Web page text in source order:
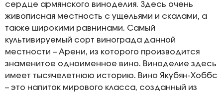
сердце армянского виноделия. Здесь очень
живописная местность с ущельями и скалами, а
также широкими равнинами. Самый
культивируемый сорт винограда данной
местности – Арени, из которого производится
знаменитое одноименное вино. Виноделие здесь
имеет тысячелетнюю историю. Вино Якубян-Хоббс
– это напиток мирового класса, созданный из